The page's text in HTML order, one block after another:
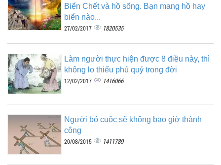
Biển Chết và hồ sống. Bạn mang hồ hay
biển nào...
27/02/2017 1820535
Làm người thực hiện được 8 điều này, thì
không lo thiếu phú quý trong đời
12/02/2017 1416066
Người bỏ cuộc sẽ không bao giờ thành
công
20/08/2015 1411789